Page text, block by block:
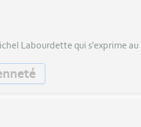
Labourdette qui s'exprime au